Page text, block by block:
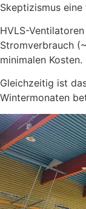
Skeptizismus
HVLS-
Stromverbrauch
minimalen Kosten.
Gleichzeitig ist
Wintermonaten